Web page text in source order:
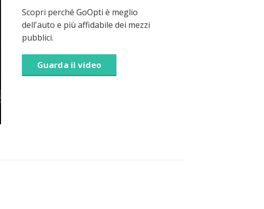
Scopri perché GoOpti è meglio
dell'auto e più affidabile dei mezzi
pubblici.
Guarda il video